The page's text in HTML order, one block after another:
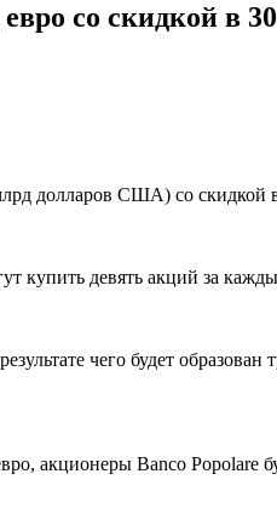
со скидкой в
долларов США) со
купить девять акций за
чего будет
акционеры Banco Popolare